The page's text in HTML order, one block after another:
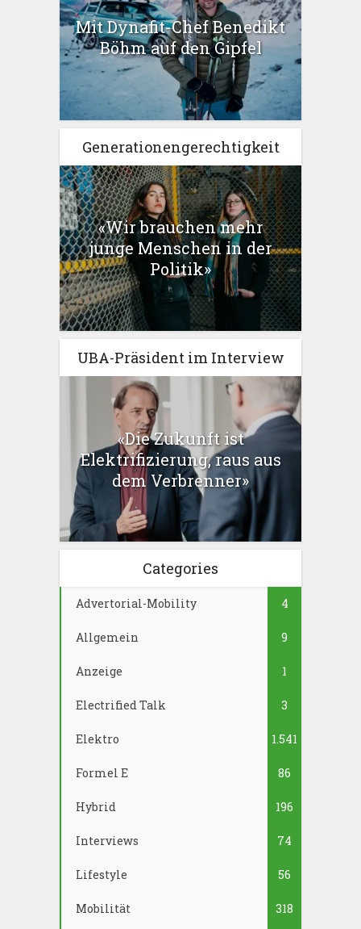
Mit Dynafit-Chef Benedikt
Böhm auf den Gipfel
Generationengerechtigkeit
«Wir brauchen mehr
junge Menschen in der
Politik»
UBA-Präsident im Interview
«Die Zukunft ist
Elektrifizierung, raus aus
dem Verbrenner»
Categories
Advertorial-Mobility 4
Allgemein 9
Anzeige 1
Electrified Talk 3
Elektro 1.541
Formel E 86
Hybrid 196
Interviews 74
Lifestyle 56
Mobilität 318